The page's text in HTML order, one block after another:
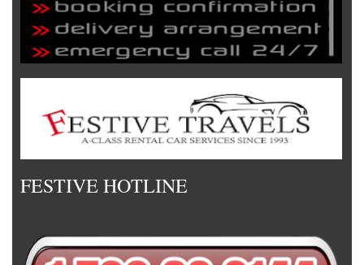
FESTIVE HOTLINE